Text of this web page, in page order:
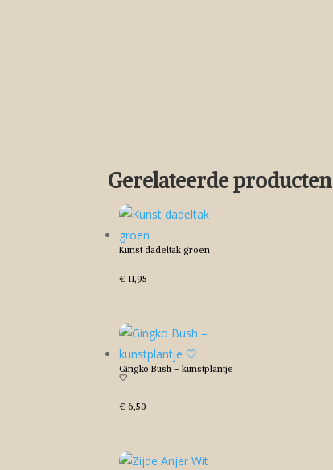
Gerelateerde producten
Kunst dadeltak groen
€ 11,95
Gingko Bush – kunstplantje
🤍
€ 6,50